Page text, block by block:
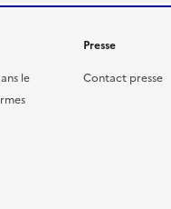
le
Presse
Contact presse